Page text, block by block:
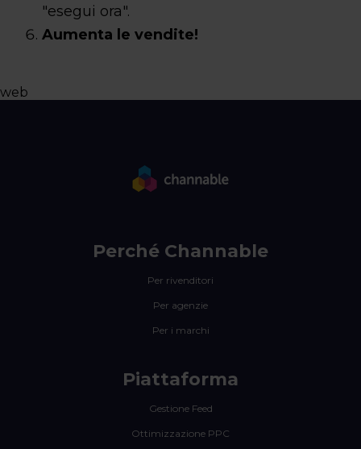
"esegui ora".
Aumenta le vendite!
web
Perché Channable
Per rivenditori
Per agenzie
Per i marchi
Piattaforma
Gestione Feed
Ottimizzazione PPC